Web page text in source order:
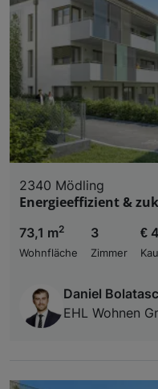
2340 Mödling
Energieeffizient &
73,1 m2
Wohnfläche
3
Zimmer
€
Daniel
EHL Wohnen